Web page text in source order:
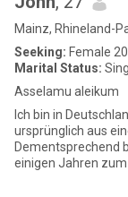
Mainz, Rhineland-
Seeking: Female
Marital Status:
Asselamu aleikum
Ich bin in
ursprünglich aus
Dementsprechend
einigen Jahren zum